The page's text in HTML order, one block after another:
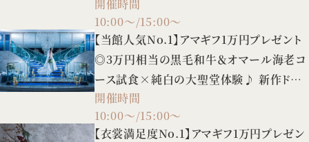
場見学も♪
開催時間
10:00～/15:00～
【当館人気No.1】アマギフ1万円プレゼント
◎3万円相当の黒毛和牛＆オマール海老コ
ース試食×純白の大聖堂体験♪ 新作ドレ
スの試着や3タイプの会場案内など、憧れ
花嫁FULL体験BIGフェア！
開催時間
10:00～/15:00～
【衣裳満足度No.1】アマギフ1万円プレゼン